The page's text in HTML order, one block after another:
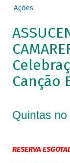
Ações
Canção
Quintas
RESERVA